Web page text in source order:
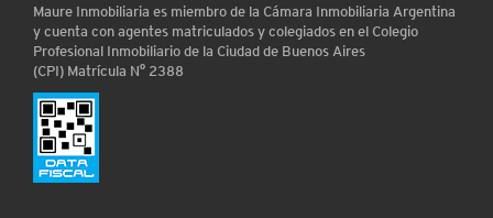
Maure Inmobiliaria es miembro de la Cámara Inmobiliaria Argentina
y cuenta con agentes matriculados y colegiados en el Colegio
Profesional Inmobiliario de la Ciudad de Buenos Aires
(CPI) Matrícula N° 2388